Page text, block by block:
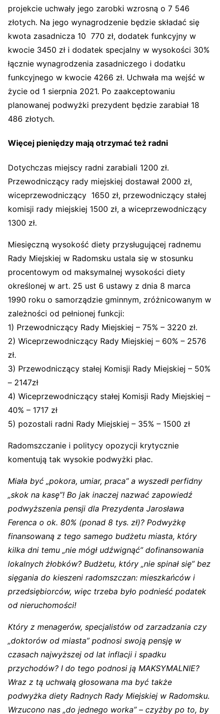
projekcie uchwały jego zarobki wzrosną o 7 546
złotych. Na jego wynagrodzenie będzie składać się
kwota zasadnicza 10 770 zł, dodatek funkcyjny w
kwocie 3450 zł i dodatek specjalny w wysokości 30%
łącznie wynagrodzenia zasadniczego i dodatku
funkcyjnego w kwocie 4266 zł. Uchwała ma wejść w
życie od 1 sierpnia 2021. Po zaakceptowaniu
planowanej podwyżki prezydent będzie zarabiał 18
486 złotych.
Więcej pieniędzy mają otrzymać też radni
Dotychczas miejscy radni zarabiali 1200 zł.
Przewodniczący rady miejskiej dostawał 2000 zł,
wiceprzewodniczący 1650 zł, przewodniczący stałej
komisji rady miejskiej 1500 zł, a wiceprzewodniczący
1300 zł.
Miesięczną wysokość diety przysługującej radnemu
Rady Miejskiej w Radomsku ustala się w stosunku
procentowym od maksymalnej wysokości diety
określonej w art. 25 ust 6 ustawy z dnia 8 marca
1990 roku o samorządzie gminnym, zróżnicowanym w
zależności od pełnionej funkcji:
1) Przewodniczący Rady Miejskiej – 75% – 3220 zł.
2) Wiceprzewodniczący Rady Miejskiej – 60% – 2576
zł.
3) Przewodniczący stałej Komisji Rady Miejskiej – 50%
– 2147zł
4) Wiceprzewodniczący stałej Komisji Rady Miejskiej –
40% – 1717 zł
5) pozostali radni Rady Miejskiej – 35% – 1500 zł
Radomszczanie i politycy opozycji krytycznie
komentują tak wysokie podwyżki płac.
Miała być „pokora, umiar, praca” a wyszedł perfidny
„skok na kasę”! Bo jak inaczej nazwać zapowiedź
podwyższenia pensji dla Prezydenta Jarosława
Ferenca o ok. 80% (ponad 8 tys. zł)? Podwyżkę
finansowaną z tego samego budżetu miasta, który
kilka dni temu „nie mógł udźwignąć” dofinansowania
lokalnych żłobków? Budżetu, który „nie spinał się” bez
sięgania do kieszeni radomszczan: mieszkańców i
przedsiębiorców, więc trzeba było podnieść podatek
od nieruchomości!
Który z menagerów, specjalistów od zarzadzania czy
„doktorów od miasta” podnosi swoją pensję w
czasach najwyższej od lat inflacji i spadku
przychodów? I do tego podnosi ją MAKSYMALNIE?
Wraz z tą uchwałą głosowana ma być także
podwyżka diety Radnych Rady Miejskiej w Radomsku.
Wrzucono nas „do jednego worka” – czyżby po to, by